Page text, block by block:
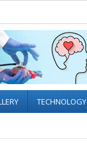
TECHNOLOGY